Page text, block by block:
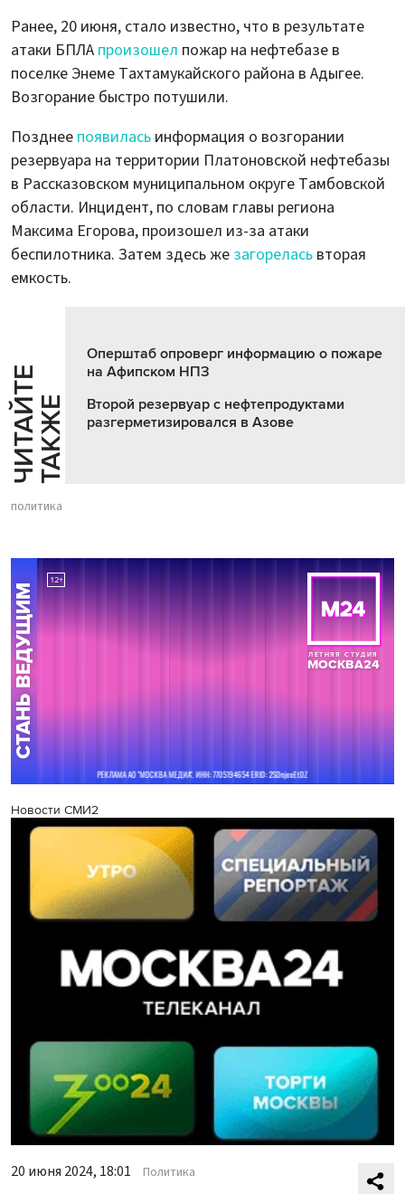
Ранее, 20 июня, стало известно, что в результате
атаки БПЛА произошел пожар на нефтебазе в
поселке Энеме Тахтамукайского района в Адыгее.
Возгорание быстро потушили.
Позднее появилась информация о возгорании
резервуара на территории Платоновской нефтебазы
в Рассказовском муниципальном округе Тамбовской
области. Инцидент, по словам главы региона
Максима Егорова, произошел из-за атаки
беспилотника. Затем здесь же загорелась вторая
емкость.
Ч
И
Т
АЙ
Т
Е
Т
А
К
ЖЕ
Оперштаб опроверг информацию о пожаре
на Афипском НПЗ
Второй резервуар с нефтепродуктами
разгерметизировался в Азове
политика
Новости СМИ2
20 июня 2024, 18:01 Политика